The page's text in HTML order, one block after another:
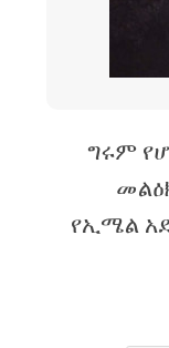
ግሩም
የኢሜል